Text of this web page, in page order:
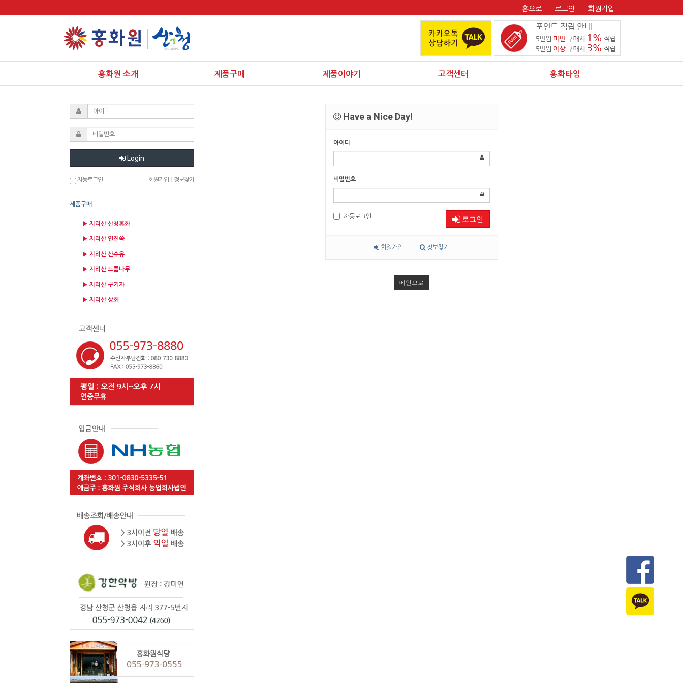
회원가입
로그인
홈으로
홍화원 소개 제품구매 제품이야기 고객센터 홍화타임
Have a Nice Day!
아이디
비밀번호
자동로그인 로그인
회원가입 정보찾기
메인으로
Login
자동로그인 회원가입 정보찾기
제품구매
▶ 지리산 산청홍화
▶ 지리산 인진쑥
▶ 지리산 산수유
▶ 지리산 느릅나무
▶ 지리산 구기자
▶ 지리산 상회